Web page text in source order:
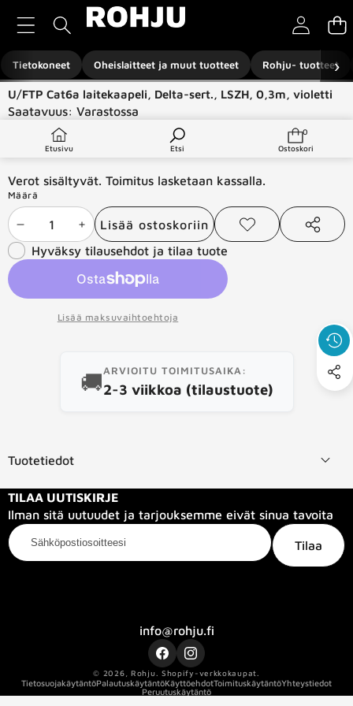
Tietokoneet Oheislaitteet ja muut tuotteet Rohju- tuotteet
›
Etusivu Etsi
0
0
Ostoskori
Siirry tuotetietoihin
U/FTP Cat6a laitekaapeli, Delta-sert., LSZH, 0,3m, violetti
Saatavuus: Varastossa
Tuotetyyppi:
Verot sisältyvät. Toimitus lasketaan kassalla.
Määrä
Vähennä
määrää
Lisää
määrää
Lisää ostoskoriin
Lisää
toivelistaan
Jaa
Hyväksy tilausehdot ja tilaa tuote
Lisää maksuvaihtoehtoja
🚚ARVIOITU TOIMITUSAIKA:
2-3 viikkoa (tilaustuote)
Tuotetiedot
TILAA UUTISKIRJE
Ilman sitä uutuudet ja tarjouksemme eivät sinua tavoita
Sähköpostiosoitteesi
Tilaa
info@rohju.fi
FacebookInstagram
© 2026, Rohju Shopify-verkkokaupat.
TietosuojakäytäntöPalautuskäytäntöKäyttöehdotToimituskäytäntöYhteystiedot
Peruutuskäytäntö